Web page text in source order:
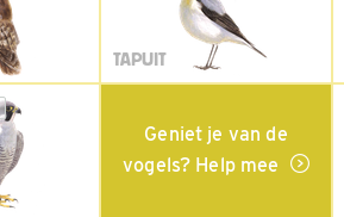
TAPUIT
Geniet je van de
vogels? Help mee